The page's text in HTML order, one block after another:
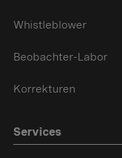
Whistleblower
Beobachter-Labor
Korrekturen
Services